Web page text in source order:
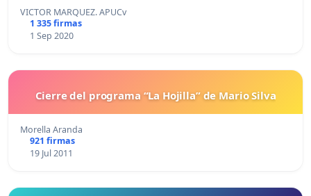
VICTOR MARQUEZ. APUCv
1 335 firmas
1 Sep 2020
Cierre del programa “La Hojilla” de Mario Silva
Morella Aranda
921 firmas
19 Jul 2011